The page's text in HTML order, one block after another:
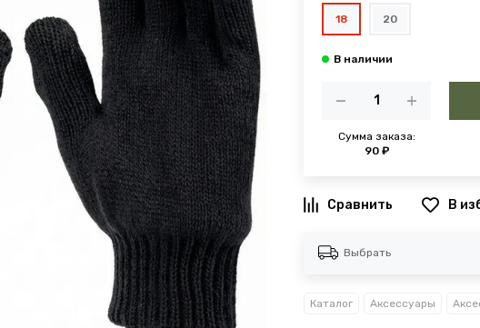
18 20
Сумма заказа:
90 ₽
В
Выбрать
Каталог Аксессуары